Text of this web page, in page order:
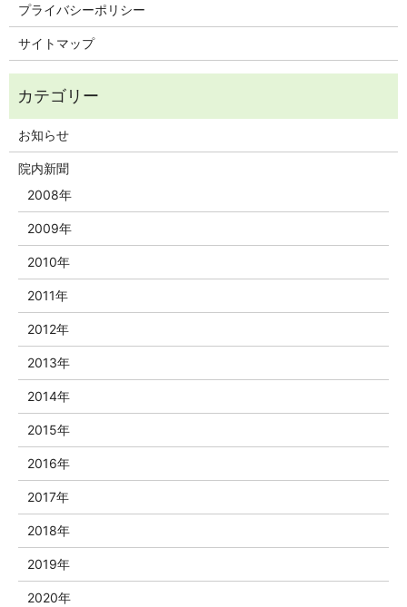
プライバシーポリシー
サイトマップ
お知らせ
院内新聞
2008年
2009年
2010年
2011年
2012年
2013年
2014年
2015年
2016年
2017年
2018年
2019年
2020年